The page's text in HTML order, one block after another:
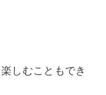
しむこともでき